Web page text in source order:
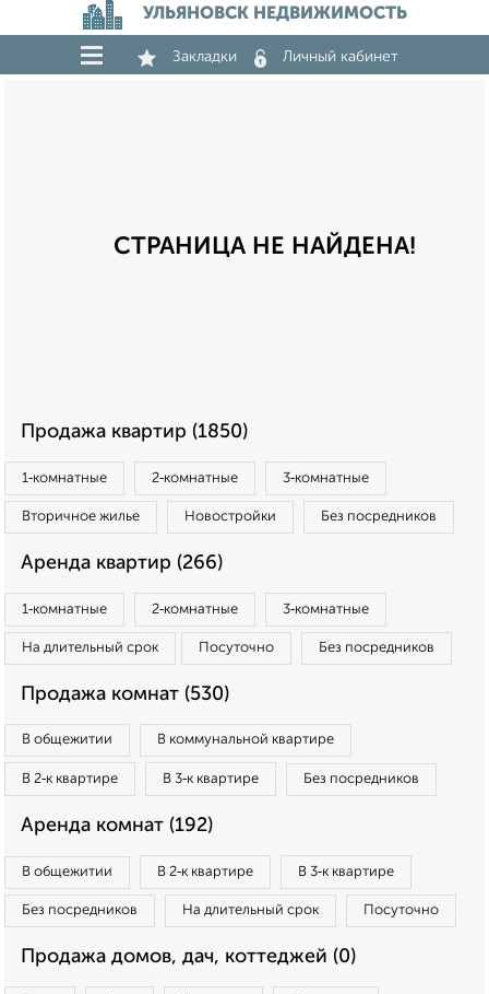
УЛЬЯНОВСК НЕДВИЖИМОСТЬ
Закладки Личный кабинет
СТРАНИЦА НЕ НАЙДЕНА!
Продажа квартир (1850)
1‑комнатные 2‑комнатные 3‑комнатные
Вторичное жилье Новостройки Без посредников
Аренда квартир (266)
1‑комнатные 2‑комнатные 3‑комнатные
На длительный срок Посуточно Без посредников
Продажа комнат (530)
В общежитии В коммунальной квартире
В 2‑к квартире В 3‑к квартире Без посредников
Аренда комнат (192)
В общежитии В 2‑к квартире В 3‑к квартире
Без посредников На длительный срок Посуточно
Продажа домов, дач, коттеджей (0)